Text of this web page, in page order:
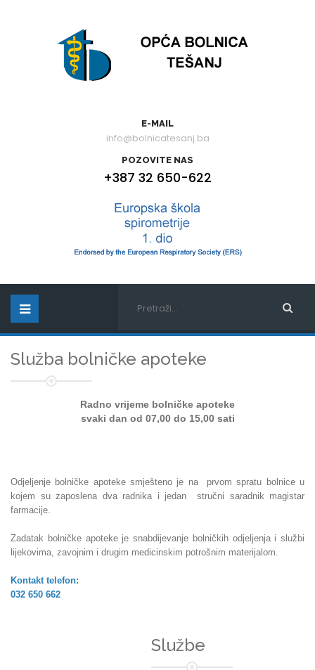
E-MAIL
info@bolnicatesanj.ba
POZOVITE NAS
+387 32 650-622
Služba bolničke apoteke
Radno vrijeme bolničke apoteke
svaki dan od 07,00 do 15,00 sati
Odjeljenje bolničke apoteke smješteno je na prvom spratu bolnice u
kojem su zaposlena dva radnikai jedan stručni saradnik magistar
farmacije.
Zadatak bolničke apoteke je snabdijevanje bolničkih odjeljenja i službi
lijekovima, zavojnim i drugim medicinskim potrošnim materijalom.
Kontakt telefon:
032 650 662
Službe